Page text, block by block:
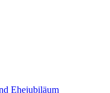
Ehejubiläum